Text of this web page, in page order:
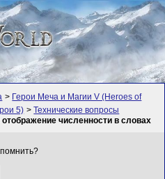
> Герои Меча и Магии V (Heroes of
5) >Технические вопросы
отображение численности в словах